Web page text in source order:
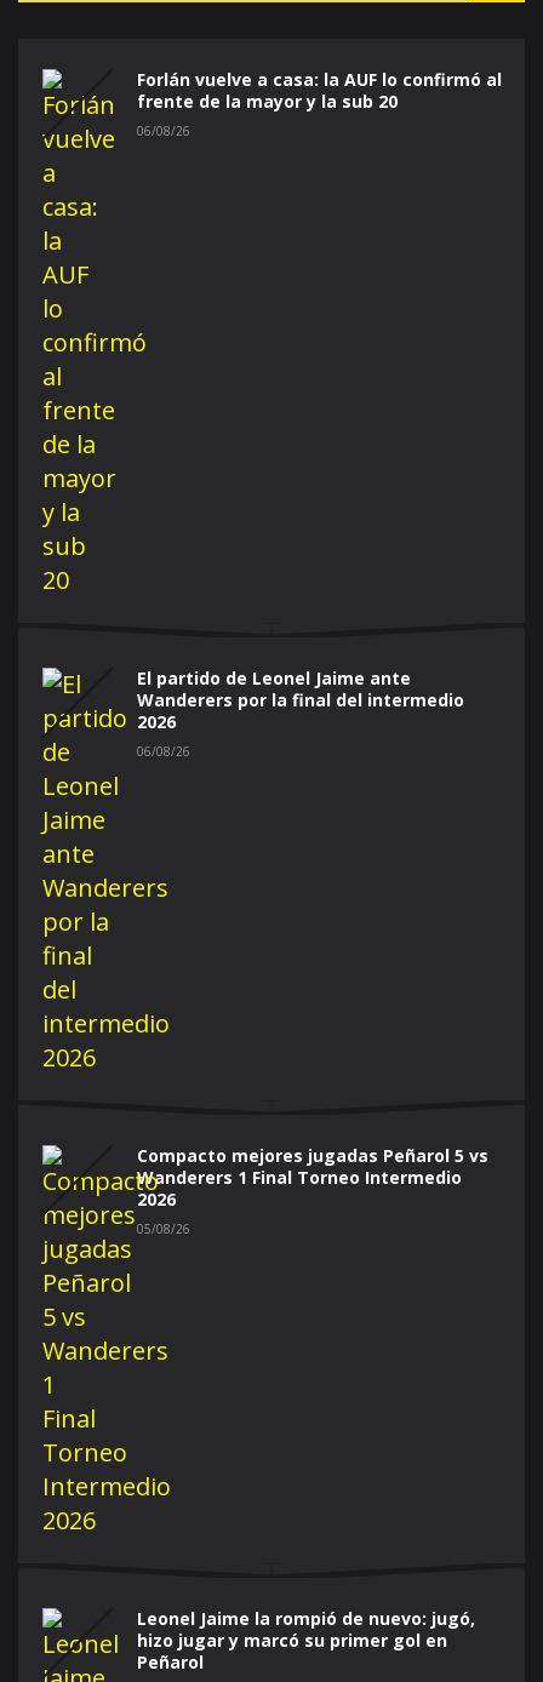
Forlán vuelve a casa: la AUF lo confirmó al
frente de la mayor y la sub 20
06/08/26
El partido de Leonel Jaime ante
Wanderers por la final del intermedio
2026
06/08/26
Compacto mejores jugadas Peñarol 5 vs
Wanderers 1 Final Torneo Intermedio
2026
05/08/26
Leonel Jaime la rompió de nuevo: jugó,
hizo jugar y marcó su primer gol en
Peñarol